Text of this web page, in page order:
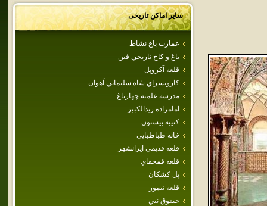
سایر اماکن تاریخی
عمارت باغ نشاط
باغ و كاخ تاريخي فين
قلعه آكروپل
كارونسراي‌ شاه‌ سليماني‌ آهوان‌
مدرسه علميه چهارباغ
امامزاده زيدالكبير
كتيبه بيستون
خانه طباطبايي
قلعه قديمي ايرانشهر
قلعه قمچقاي
پل كشكان
قلعه تيمور
حيقوق نبي